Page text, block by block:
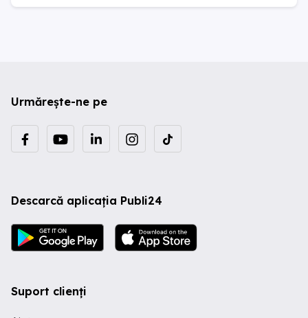
Urmărește-ne pe
Descarcă aplicația Publi24
Suport clienți